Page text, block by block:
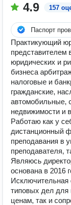
4.9 157
Паспорт
Практикующий
юридических и
бизнеса
налоговые и
гражданские,
автомобильные,
недвижимости и
Работаю как у
дистанционный
преподавания в
преподавателя,
Являюсь
основана в 2016
Исключительная
типовых дел для
ценам, так и